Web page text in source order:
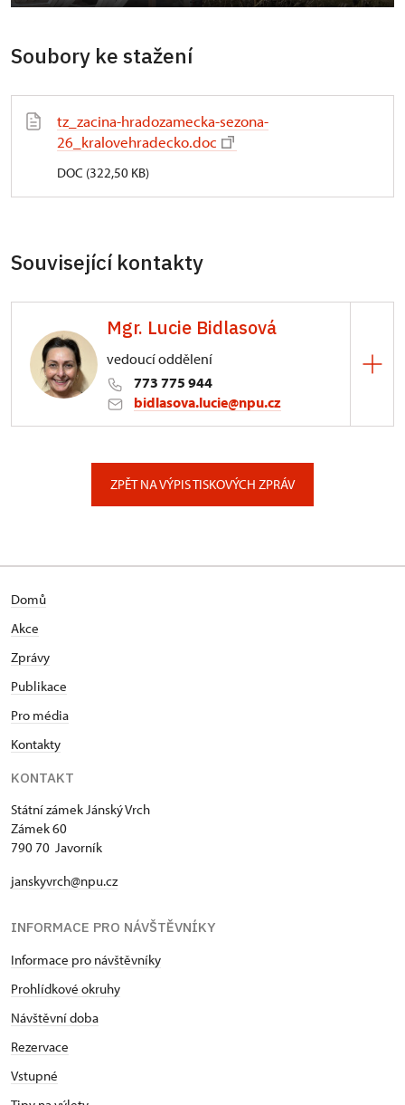
Soubory ke stažení
tz_zacina-hradozamecka-sezona-
26_kralovehradecko.doc
DOC (322,50 KB)
Související kontakty
Mgr. Lucie Bidlasová
vedoucí oddělení
773 775 944
bidlasova.lucie@npu.cz
ZPĚT NA VÝPIS TISKOVÝCH ZPRÁV
Domů
Akce
Zprávy
Publikace
Pro média
Kontakty
KONTAKT
Státní zámek Jánský Vrch
Zámek 60
790 70 Javorník
janskyvrch@npu.cz
INFORMACE PRO NÁVŠTĚVNÍKY
Informace pro návštěvníky
Prohlídkové okruhy
Návštěvní doba
Rezervace
Vstupné